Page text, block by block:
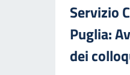
Servizio
Puglia:
dei